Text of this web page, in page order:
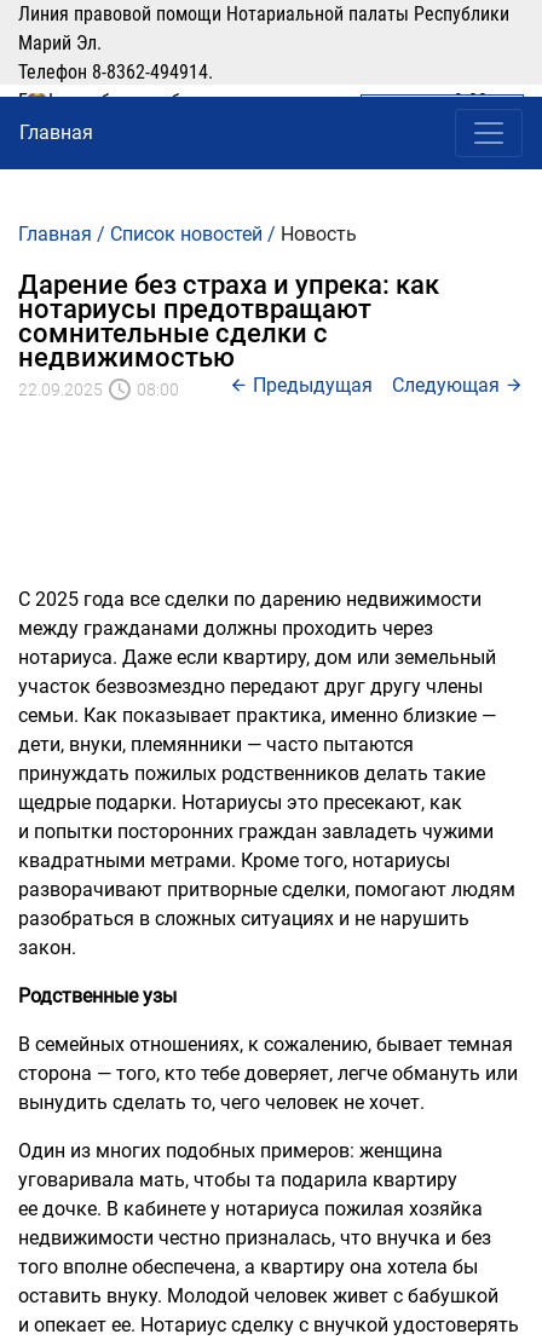
Линия правовой помощи Нотариальной палаты Республики
Марий Эл.
Телефон 8-8362-494914.
График работы: рабочие дни понедельник-четверг с 9:00 по
16:00, перерыв 12:00-13:00
ЛИЧНЫЙ КАБИНЕТ
Главная
Главная / Список новостей / Новость
Дарение без страха и упрека: как
нотариусы предотвращают
сомнительные сделки с
недвижимостью
22.09.2025 08:00 Следующая
Предыдущая
С 2025 года все сделки по дарению недвижимости
между гражданами должны проходить через
нотариуса. Даже если квартиру, дом или земельный
участок безвозмездно передают друг другу члены
семьи. Как показывает практика, именно близкие —
дети, внуки, племянники — часто пытаются
принуждать пожилых родственников делать такие
щедрые подарки. Нотариусы это пресекают, как
и попытки посторонних граждан завладеть чужими
квадратными метрами. Кроме того, нотариусы
разворачивают притворные сделки, помогают людям
разобраться в сложных ситуациях и не нарушить
закон.
Родственные узы
В семейных отношениях, к сожалению, бывает темная
сторона — того, кто тебе доверяет, легче обмануть или
вынудить сделать то, чего человек не хочет.
Один из многих подобных примеров: женщина
уговаривала мать, чтобы та подарила квартиру
ее дочке. В кабинете у нотариуса пожилая хозяйка
недвижимости честно призналась, что внучка и без
того вполне обеспечена, а квартиру она хотела бы
оставить внуку. Молодой человек живет с бабушкой
и опекает ее. Нотариус сделку с внучкой удостоверять